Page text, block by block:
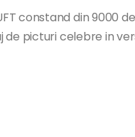
constand din 9000
de picturi celebre in